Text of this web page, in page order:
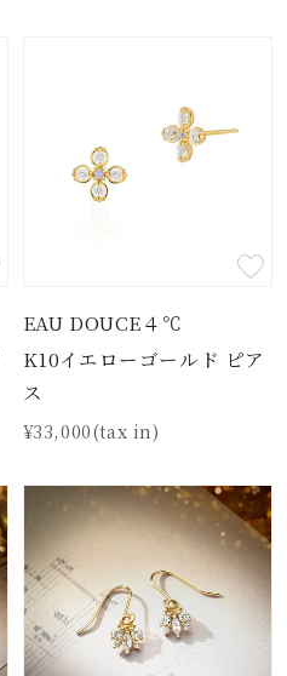
EAU DOUCE４℃
K10イエローゴールド ピア
ス
¥33,000(tax in)